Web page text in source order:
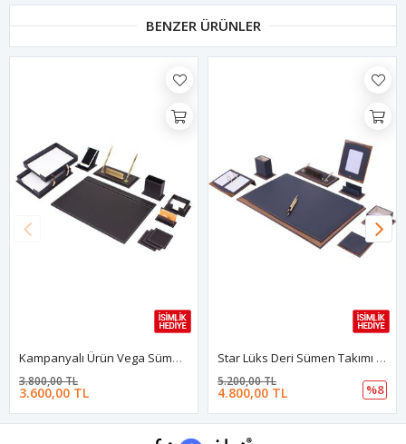
BENZER ÜRÜNLER
Kampanyalı Ürün Vega Sümen Takımı Siyah 11 Parça İkili Evrak Raflı - İsimlik Hediye
3.600,00 TL
3.800,00 TL
Star Lüks Deri Sümen Takımı Gri 10 Parça İsimlik Hediyeli
4.800,00 TL
5.200,00 TL
%8